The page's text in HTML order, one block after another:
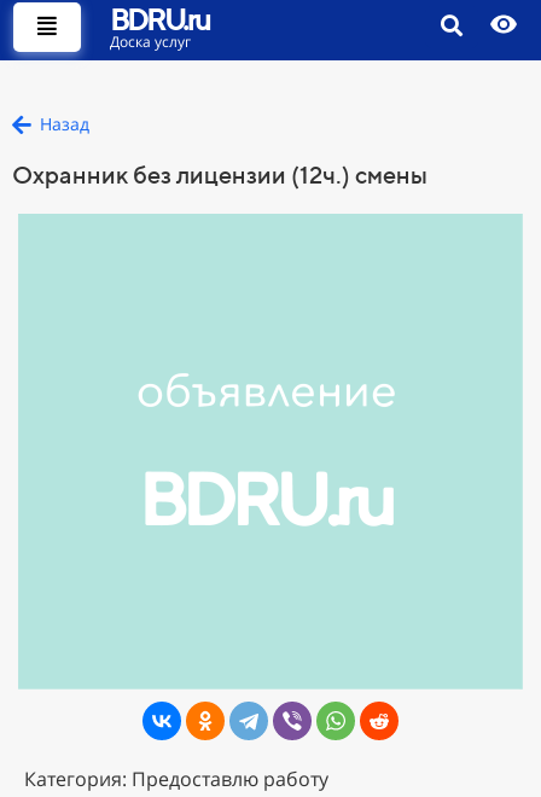
BDRU.ru
Доска услуг
Назад
Охранник без лицензии (12ч.) смены
Категория: Предоставлю работу